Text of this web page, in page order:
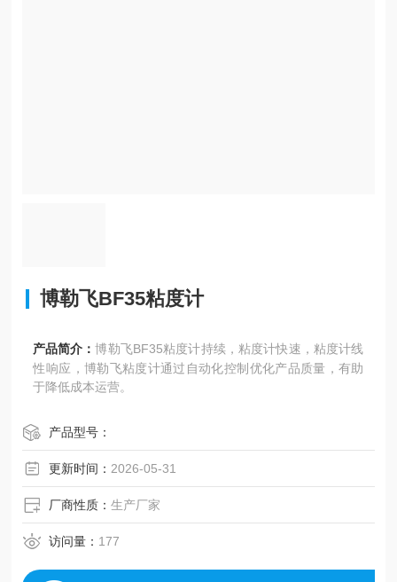
博勒飞BF35粘度计
产品简介：博勒飞BF35粘度计持续，粘度计快速，粘度计线
性响应，博勒飞粘度计通过自动化控制优化产品质量，有助
于降低成本运营。
产品型号：
更新时间： 2026-05-31
厂商性质：生产厂家
访问量： 177